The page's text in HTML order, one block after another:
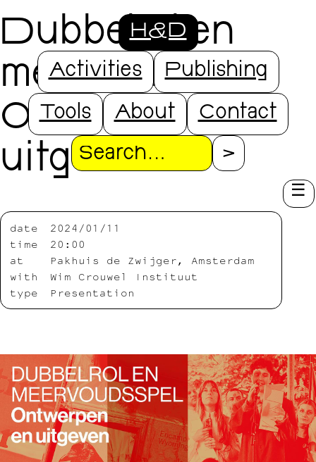
H&D
Activities Publishing
Tools About Contact
Search
Dubbelrol en
meervoudsspel:
Ontwerpen en
uitgeven
date
2024/01/11
time
20:00
at
Pakhuis de Zwijger, Amsterdam
with
Wim Crouwel Instituut
type
Presentation